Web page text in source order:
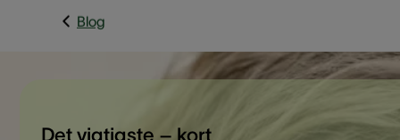
Blog
Det vigtigste – kort